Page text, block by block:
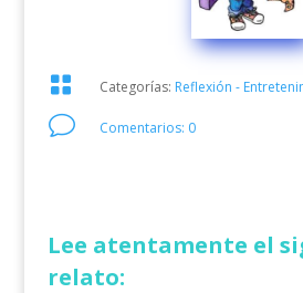
 Categorías: Reflexión -
v Comentarios: 0
Lee atentamente el
relato: